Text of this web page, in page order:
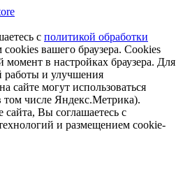
с политикой обработки
вашего браузера. Cookies
в настройках браузера. Для
работы и улучшения
сайте могут использоваться
том числе Яндекс.Метрика).
Вы соглашаетесь с
и размещением cookie-